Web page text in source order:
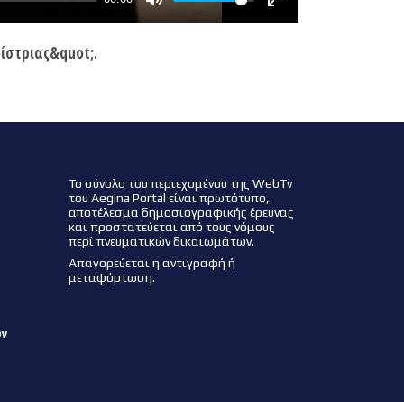
Το σύνολο του περιεχομένου της WebTv
του Aegina Portal είναι πρωτότυπο,
αποτέλεσμα δημοσιογραφικής έρευνας
και προστατεύεται από τους νόμους
περί πνευματικών δικαιωμάτων.
Απαγορεύεται η αντιγραφή ή
μεταφόρτωση.